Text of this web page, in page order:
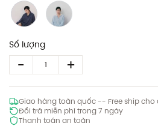
Số lượng
Giao hàng toàn quốc -- Free ship cho
Đổi trả miễn phí trong 7 ngày
Thanh toán an toàn